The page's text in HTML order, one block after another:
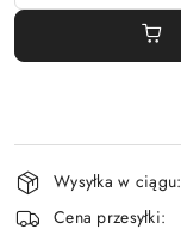
Dostępność
i
dostawa
Wysyłka w ciągu:
Cena przesyłki: